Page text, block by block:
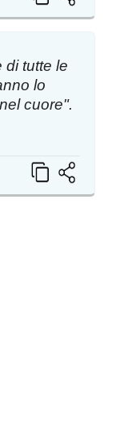
di tutte le
lo
cuore".